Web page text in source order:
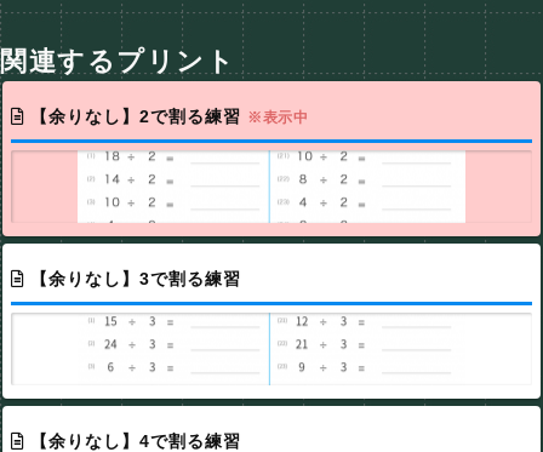
関連するプリント
【余りなし】2で割る練習 ※表示中
【余りなし】3で割る練習
【余りなし】4で割る練習